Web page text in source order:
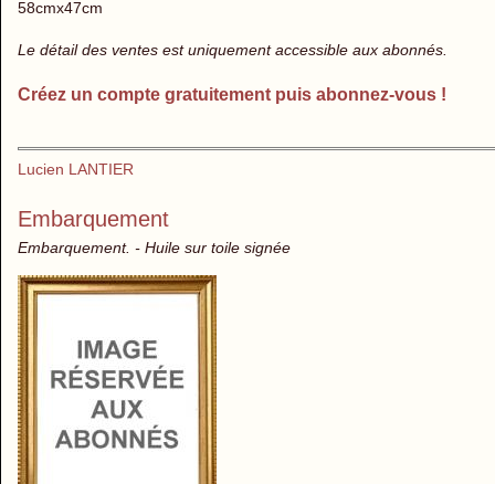
58cmx47cm
Le détail des ventes est uniquement accessible aux abonnés.
Créez un compte gratuitement puis abonnez-vous !
Lucien LANTIER
Embarquement
Embarquement. - Huile sur toile signée